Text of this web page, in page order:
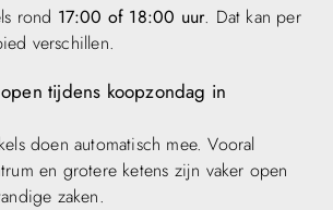
rond 17:00 of 18:00 uur. Dat kan per
verschillen.
tijdens koopzondag in
doen automatisch mee. Vooral
en grotere ketens zijn vaker open
zaken.